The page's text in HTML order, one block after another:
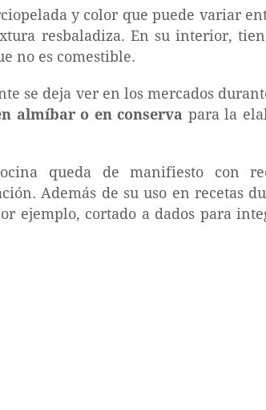
y color que puede variar
resbaladiza. En su interior,
no es comestible.
se deja ver en los mercados
almíbar o en conserva para la
queda de manifiesto con
Además de su uso en recetas
ejemplo, cortado a dados para